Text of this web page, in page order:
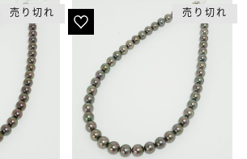
売り切れ 売り切れ